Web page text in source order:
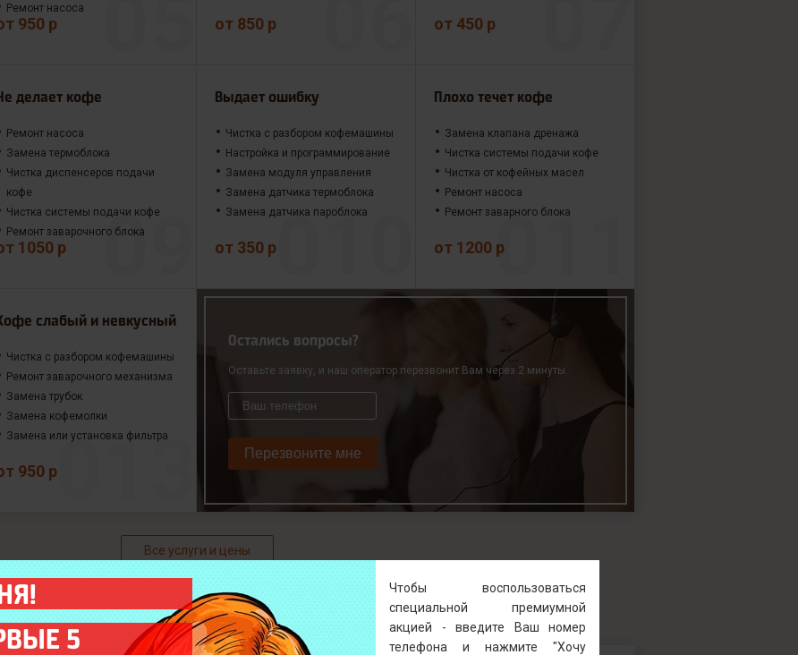
Ремонт насоса
950 р от 850 р от 450 р
делает кофе
Ремонт насоса
Замена термоблока
Чистка диспенсеров подачи
кофе
Чистка системы подачи кофе
Ремонт заварочного блока
1050 р
Выдает ошибку
Чистка с разбором кофемашины
Настройка и программирование
Замена модуля управления
Замена датчика термоблока
Замена датчика пароблока
от 350 р
Плохо течет кофе
Замена клапана дренажа
Чистка системы подачи кофе
Чистка от кофейных масел
Ремонт насоса
Ремонт заварного блока
от 1200 р
слабый и невкусный
Чистка с разбором кофемашины
Ремонт заварочного механизма
Замена трубок
Замена кофемолки
Замена или установка фильтра
950 р
Остались вопросы?
Оставьте заявку, и наш оператор перезвонит Вам через 2 минуты.
Перезвоните мне
Все услуги и цены
5
Чтобы воспользоваться
специальной премиумной
акцией - введите Ваш номер
телефона и нажмите "Хочу